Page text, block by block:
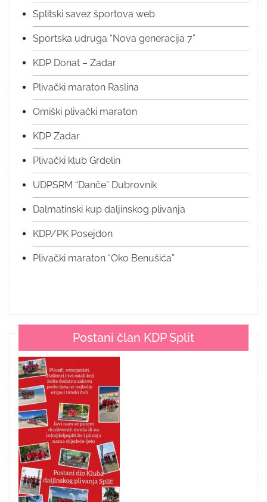
Splitski savez športova web
Sportska udruga “Nova generacija 7”
KDP Donat – Zadar
Plivački maraton Raslina
Omiški plivački maraton
KDP Zadar
Plivački klub Grdelin
UDPSRM “Danče” Dubrovnik
Dalmatinski kup daljinskog plivanja
KDP/PK Posejdon
Plivački maraton “Oko Benušića”
Postani član KDP Split